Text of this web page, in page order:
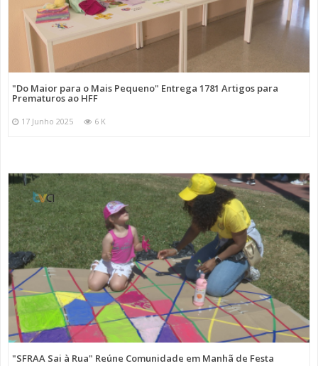
"Do Maior para o Mais Pequeno" Entrega 1781 Artigos para
Prematuros ao HFF
17 Junho 2025 6 K
"SFRAA Sai à Rua" Reúne Comunidade em Manhã de Festa